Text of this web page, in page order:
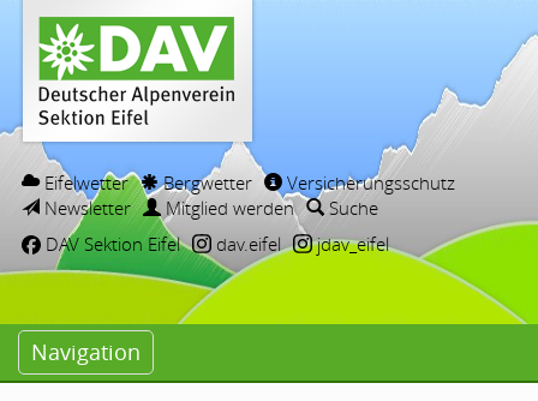
Eifelwetter Bergwetter
Versicherungsschutz
Newsletter
Mitglied werden
Suche
DAV Sektion Eifel
dav.eifel jdav_eifel
Navigation